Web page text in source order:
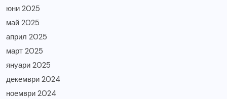
юни 2025
май 2025
април 2025
март 2025
януари 2025
декември 2024
ноември 2024